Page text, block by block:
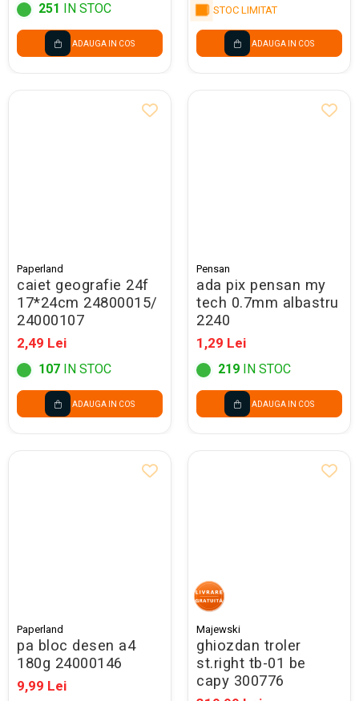
251 IN STOC
ADAUGA IN COS
STOC LIMITAT
ADAUGA IN COS
Paperland
caiet geografie 24f
17*24cm 24800015/
24000107
2,49 Lei
107 IN STOC
ADAUGA IN COS
Pensan
ada pix pensan my
tech 0.7mm albastru
2240
1,29 Lei
219 IN STOC
ADAUGA IN COS
Paperland
pa bloc desen a4
180g 24000146
9,99 Lei
Majewski
ghiozdan troler
st.right tb-01 be
capy 300776